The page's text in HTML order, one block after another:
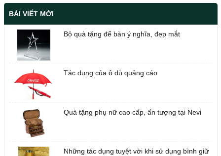
BÀI VIẾT MỚI
Bộ quà tặng để bàn ý nghĩa, đẹp mắt
Tác dụng của ô dù quảng cáo
Quà tặng phụ nữ cao cấp, ấn tượng tại Nevi
Những tác dụng tuyệt vời khi sử dụng bình giữ